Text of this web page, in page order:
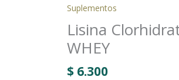
Suplementos
Lisina
WHEY
$ 6.300
gr
NATURAL
WHEY
cantidad